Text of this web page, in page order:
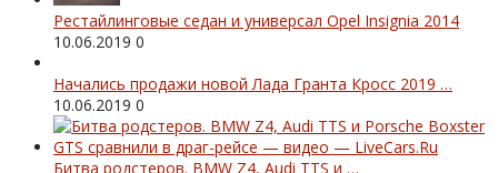
Рестайлинговые седан и универсал Opel Insignia 2014
10.06.2019 0
Начались продажи новой Лада Гранта Кросс 2019 …
10.06.2019 0
Битва родстеров. BMW Z4, Audi TTS и …